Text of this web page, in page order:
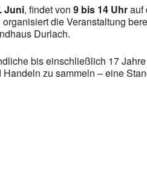
Juni, findet von 9 bis 14 Uhrauf
die Veranstaltung
Durlach.
bis einschließlich 17
Handeln zu sammeln – eine